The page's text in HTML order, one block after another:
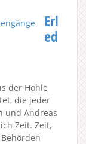
Erl
ed
der Höhle
die jeder
und Andreas
Zeit. Zeit,